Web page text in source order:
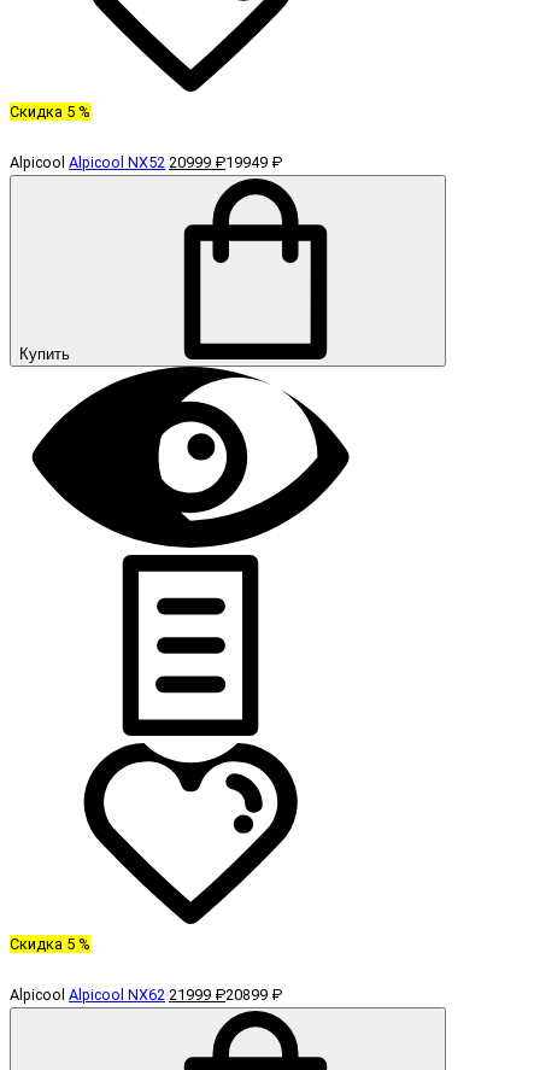
Скидка 5 %
Alpicool Alpicool NX52 20999 ₽19949 ₽
Купить
Скидка 5 %
Alpicool Alpicool NX62 21999 ₽20899 ₽